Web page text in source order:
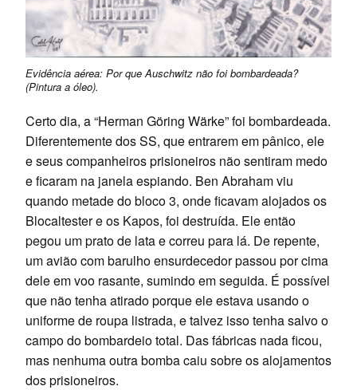
Evidência aérea: Por que Auschwitz não foi bombardeada?
(Pintura a óleo).
Certo dia, a “Herman Göring Wärke” foi bombardeada.
Diferentemente dos SS, que entrarem em pânico, ele
e seus companheiros prisioneiros não sentiram medo
e ficaram na janela espiando. Ben Abraham viu
quando metade do bloco 3, onde ficavam alojados os
Blocaltester e os Kapos, foi destruída. Ele então
pegou um prato de lata e correu para lá. De repente,
um avião com barulho ensurdecedor passou por cima
dele em voo rasante, sumindo em seguida. É possível
que não tenha atirado porque ele estava usando o
uniforme de roupa listrada, e talvez isso tenha salvo o
campo do bombardeio total. Das fábricas nada ficou,
mas nenhuma outra bomba caiu sobre os alojamentos
dos prisioneiros.